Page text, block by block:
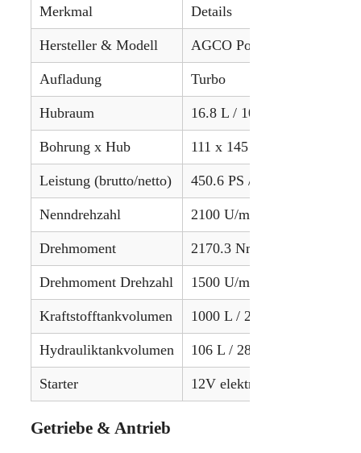
Merkmal Details
Hersteller & Modell AGCO Power
Aufladung Turbo
Hubraum 16.8 L / 1025 in³
Bohrung x Hub 111 x 145 mm / 4.37 x 5.71
Leistung (brutto/netto) 450.6 PS / 336.0 kW (netto)
Nenndrehzahl 2100 U/min
Drehmoment 2170.3 Nm / 1600.5 lb-ft
Drehmoment Drehzahl 1500 U/min
Kraftstofftankvolumen 1000 L / 264.2 gal
Hydrauliktankvolumen 106 L / 28 gal
Starter 12V elektrisch
Getriebe & Antrieb